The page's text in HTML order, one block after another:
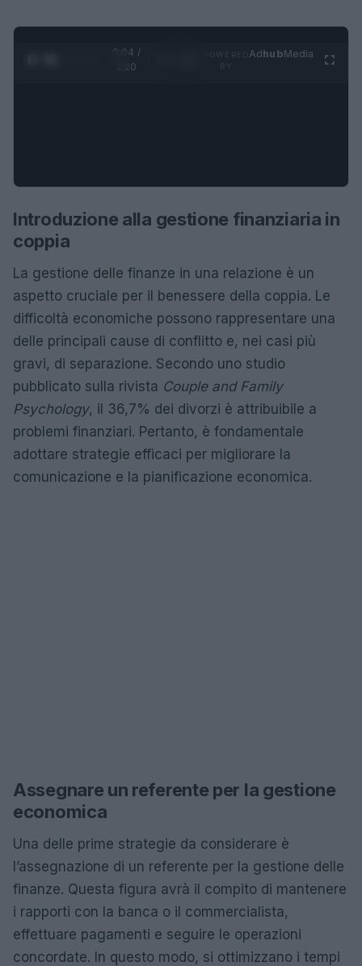
0:05 /
1:20
AdhubMedia
Introduzione alla gestione finanziaria in
coppia
La gestione delle finanze in una relazione è un
aspetto cruciale per il benessere della coppia. Le
difficoltà economiche possono rappresentare una
delle principali cause di conflitto e, nei casi più
gravi, di separazione. Secondo uno studio
pubblicato sulla rivista Couple and Family
Psychology, il 36,7% dei divorzi è attribuibile a
problemi finanziari. Pertanto, è fondamentale
adottare strategie efficaci per migliorare la
comunicazione e la pianificazione economica.
Assegnare un referente per la gestione
economica
Una delle prime strategie da considerare è
l’assegnazione di un referente per la gestione delle
finanze. Questa figura avrà il compito di mantenere
i rapporti con la banca o il commercialista,
effettuare pagamenti e seguire le operazioni
concordate. In questo modo, si ottimizzano i tempi